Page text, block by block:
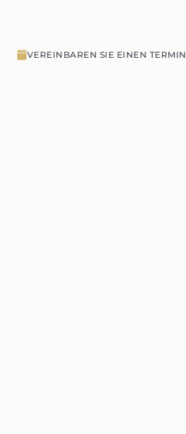
VEREINBAREN SIE EINEN TERMIN